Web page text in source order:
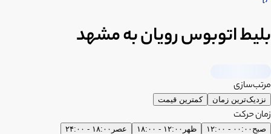
بلیط اتوبوس رویان به مشهد
مرتب‌سازی
نزدیک‌ترین زمان کمترین قیمت
زمان حرکت
صبح ۰۰:۰۰ - ۱۲:۰۰ ظهر ۱۲:۰۰ - ۱۸:۰۰ عصر ۱۸:۰۰ - ۲۴:۰۰